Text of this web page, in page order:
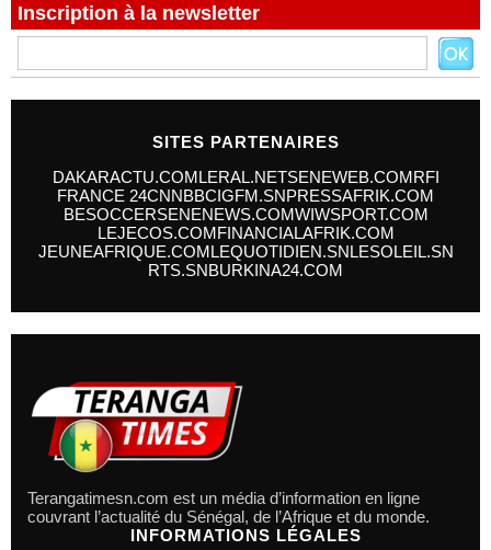
Inscription à la newsletter
SITES PARTENAIRES
DAKARACTU.COMLERAL.NETSENEWEB.COMRFI
FRANCE 24CNNBBCIGFM.SNPRESSAFRIK.COM
BESOCCERSENENEWS.COMWIWSPORT.COM
LEJECOS.COMFINANCIALAFRIK.COM
JEUNEAFRIQUE.COMLEQUOTIDIEN.SNLESOLEIL.SN
RTS.SNBURKINA24.COM
Terangatimesn.com est un média d’information en ligne
couvrant l’actualité du Sénégal, de l’Afrique et du monde.
INFORMATIONS LÉGALES